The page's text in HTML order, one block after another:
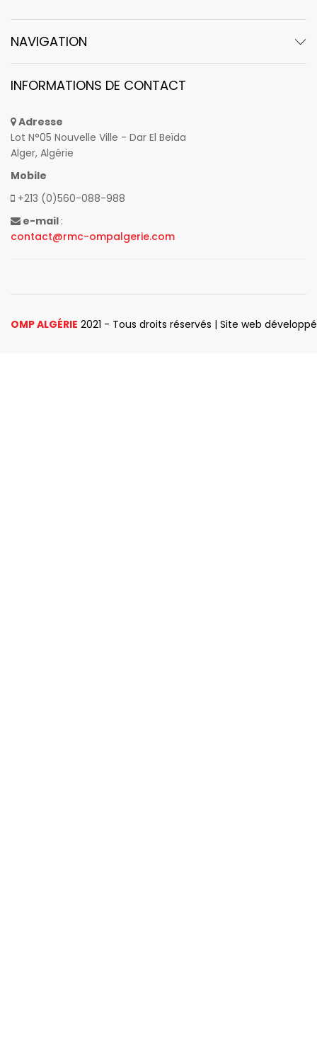
NAVIGATION
INFORMATIONS DE CONTACT
Adresse
Lot N°05 Nouvelle Ville - Dar El Beïda
Alger, Algérie
Mobile
+213 (0)560-088-988
e-mail :
contact@rmc-ompalgerie.com
OMP ALGÉRIE 2021 - Tous droits réservés | Site web